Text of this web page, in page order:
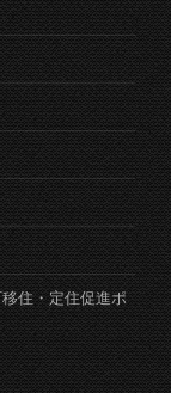
住・定住促進ポ